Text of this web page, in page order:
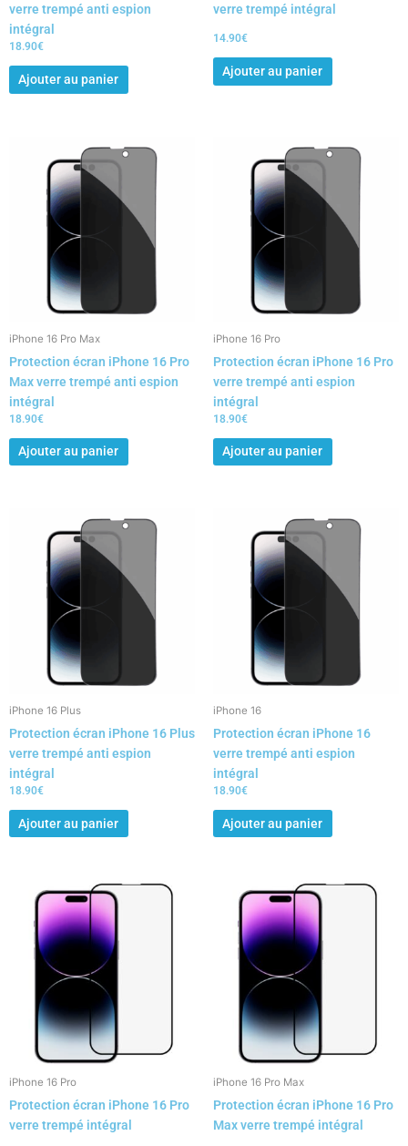
verre trempé anti espion
intégral
18.90€
Ajouter au panier
verre trempé intégral
14.90€
Ajouter au panier
iPhone 16 Pro Max
Protection écran iPhone 16 Pro
Max verre trempé anti espion
intégral
18.90€
Ajouter au panier
iPhone 16 Pro
Protection écran iPhone 16 Pro
verre trempé anti espion
intégral
18.90€
Ajouter au panier
iPhone 16 Plus
Protection écran iPhone 16 Plus
verre trempé anti espion
intégral
18.90€
Ajouter au panier
iPhone 16
Protection écran iPhone 16
verre trempé anti espion
intégral
18.90€
Ajouter au panier
iPhone 16 Pro
Protection écran iPhone 16 Pro
verre trempé intégral
iPhone 16 Pro Max
Protection écran iPhone 16 Pro
Max verre trempé intégral